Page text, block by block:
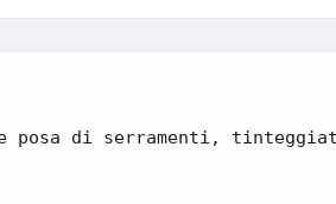
di serramenti,